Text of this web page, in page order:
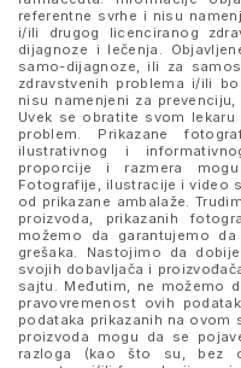
referentne svrhe i nisu
i/ili drugog licenciranog
dijagnoze i lečenja.
samo-dijagnoze, ili za
zdravstvenih problema i/ili
nisu namenjeni za
Uvek se obratite svom
problem. Prikazane
ilustrativnog i
proporcije i razmera
Fotografije, ilustracije i video
od prikazane ambalaže.
proizvoda, prikazanih
možemo da garantujemo
grešaka. Nastojimo da
svojih dobavljača i
sajtu. Međutim, ne možemo
pravovremenost ovih
podataka prikazanih na ovom
proizvoda mogu da se
razloga (kao što su, bez